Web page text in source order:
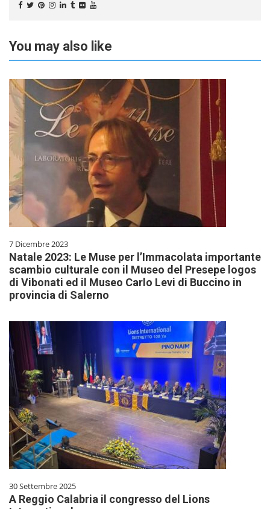
You may also like
7 Dicembre 2023
Natale 2023: Le Muse per l’Immacolata importante
scambio culturale con il Museo del Presepe logos
di Vibonati ed il Museo Carlo Levi di Buccino in
provincia di Salerno
30 Settembre 2025
A Reggio Calabria il congresso del Lions